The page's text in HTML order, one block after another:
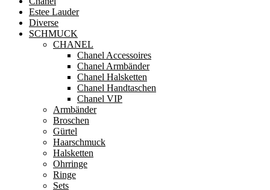
Estee Lauder
Diverse
SCHMUCK
CHANEL
Chanel Accessoires
Chanel Armbänder
Chanel Halsketten
Chanel Handtaschen
Chanel VIP
Armbänder
Broschen
Gürtel
Haarschmuck
Halsketten
Ohrringe
Ringe
Sets